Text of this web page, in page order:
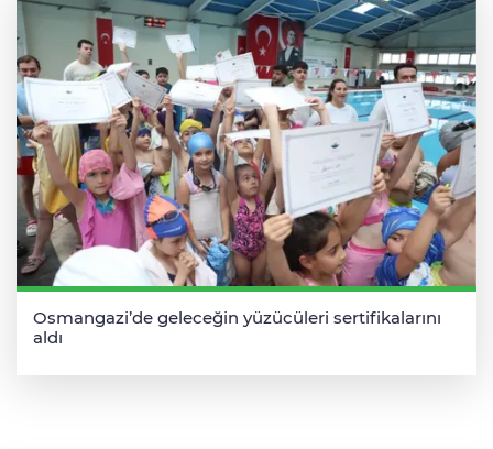
Osmangazi’de geleceğin yüzücüleri sertifikalarını
aldı